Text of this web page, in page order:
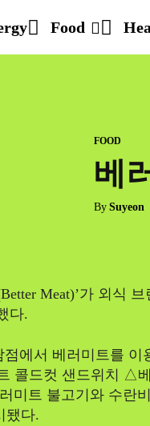
Food
FOOD
베
By Suyeon
Meat)’가 외식
다.
점에서 베러미트를
콜드컷 샌드위치 △
미트 불고기와 수란
됐다.